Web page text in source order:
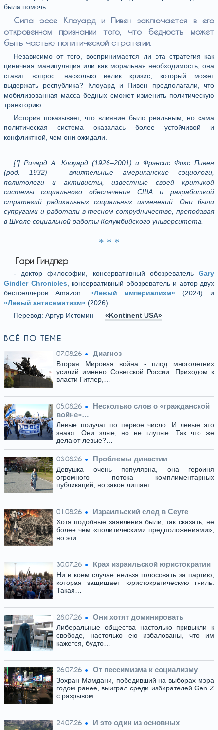
была помочь.
Сила эссе Клоуард и Пивен заключается в его
откровенном признании того, что бедность может
быть частью политической стратегии.
Независимо от того, воспринимается ли эта стратегия как
циничная манипуляция или как моральная необходимость, она
ставит вопрос: насколько велик кризис, который может
выдержать республика? Клоуард и Пивен предполагали, что
мобилизованная масса бедных сможет изменить политическую
траекторию.
История показывает, что влияние было реальным, но сама
политическая система оказалась более устойчивой и
конфликтной, чем они ожидали.
[*] Ричард А. Клоуард (1926–2001) и Фрэнсис Фокс Пивен
(род. 1932) – влиятельные американские социологи,
политологи и активисты, известные своей критикой
системы социального обеспечения США и разработкой
стратегий радикальных социальных изменений. Они были
супругами и работали в тесном сотрудничестве, преподавая
в Школе социальной работы Колумбийского университета.
* * *
Гари Гиндлер
- доктор философии, консервативный обозреватель Gary
Gindler Chronicles , консервативный обозреватель и автор двух
бестселлеров Amazon: «Левый империализм» (2024) и
«Левый антисемитизм» (2026).
Перевод: Артур Истомин
«Kontinent USA»
ВСЁ ПО ТЕМЕ
07.08.26 Диагноз
Вторая Мировая война - плод многолетних
усилий именно Советской России. Приходом к
власти Гитлер,…
05.08.26
Несколько слов о «гражданской
войне»…
Левые получат по первое число. И левые это
знают. Они злые, но не глупые. Так что же
делают левые?…
03.08.26 Проблемы династии
Девушка очень популярна, она героиня
огромного потока комплиментарных
публикаций, но закон лишает…
01.08.26 Израильский след в Сеуте
Хотя подобные заявления были, так сказать, не
более чем «политическими предположениями»,
но эти…
30.07.26 Крах израильской юристократии
Ни в коем случае нельзя голосовать за партию,
которая защищает юристократическую гниль.
Такая…
28.07.26 Они хотят доминировать
Либеральные общества настолько привыкли к
свободе, настолько ею избалованы, что им
кажется, будто…
26.07.26 От пессимизма к социализму
Зохран Мамдани, победивший на выборах мэра
годом ранее, выиграл среди избирателей Gen Z
с разрывом…
24.07.26
И это один из основных